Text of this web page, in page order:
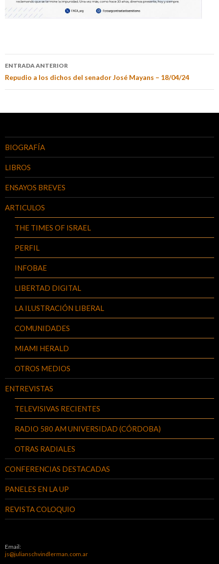
ENTRADA ANTERIOR
Repudio a los dichos del senador José Mayans – 18/04/24
BIOGRAFÍA
LIBROS
ENSAYOS BREVES
ARTICULOS
THE TIMES OF ISRAEL
PERFIL
INFOBAE
LIBERTAD DIGITAL
LA ILUSTRACIÓN LIBERAL
COMUNIDADES
MIAMI HERALD
OTROS MEDIOS
ENTREVISTAS
TELEVISIVAS RECIENTES
RADIO 580 AM UNIVERSIDAD (CÓRDOBA)
OTRAS RADIALES
CONFERENCIAS DESTACADAS
PANELES EN LA UP
REVISTA COLOQUIO
Email:
js@julianschvindlerman.com.ar